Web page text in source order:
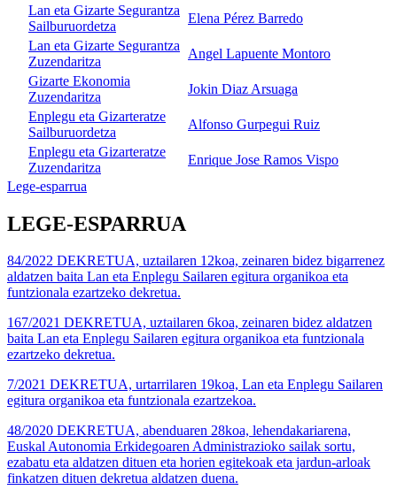
Lan eta Gizarte Segurantza
Sailburuordetza
Elena Pérez Barredo
Lan eta Gizarte Segurantza
Zuzendaritza
Angel Lapuente Montoro
Gizarte Ekonomia
Zuzendaritza
Jokin Diaz Arsuaga
Enplegu eta Gizarteratze
Sailburuordetza
Alfonso Gurpegui Ruiz
Enplegu eta Gizarteratze
Zuzendaritza
Enrique Jose Ramos Vispo
Lege-esparrua
LEGE-ESPARRUA
84/2022 DEKRETUA, uztailaren 12koa, zeinaren bidez bigarrenez
aldatzen baita Lan eta Enplegu Sailaren egitura organikoa eta
funtzionala ezartzeko dekretua.
167/2021 DEKRETUA, uztailaren 6koa, zeinaren bidez aldatzen
baita Lan eta Enplegu Sailaren egitura organikoa eta funtzionala
ezartzeko dekretua.
7/2021 DEKRETUA, urtarrilaren 19koa, Lan eta Enplegu Sailaren
egitura organikoa eta funtzionala ezartzekoa.
48/2020 DEKRETUA, abenduaren 28koa, lehendakariarena,
Euskal Autonomia Erkidegoaren Administrazioko sailak sortu,
ezabatu eta aldatzen dituen eta horien egitekoak eta jardun-arloak
finkatzen dituen dekretua aldatzen duena.